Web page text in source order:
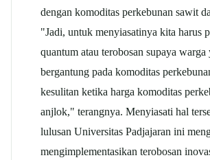
dengan komoditas perkebunan sawit
"Jadi, untuk menyiasatinya kita harus
quantum atau terobosan supaya warga
bergantung pada komoditas
kesulitan ketika harga komoditas
anjlok," terangnya. Menyiasati hal
lulusan Universitas Padjajaran ini
mengimplementasikan terobosan